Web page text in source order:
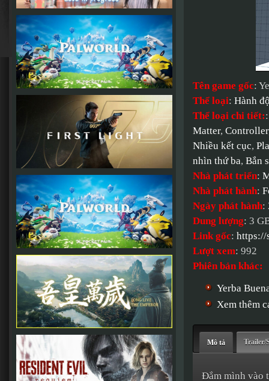
Tên game gốc:
Thể loại: Hành
Thể loại chi tiết:
Matter, Controller
Nhiều kết cục,
nhìn thứ ba, Bắn
Nhà phát triển:
Nhà phát hành:
Ngày phát hành:
Dung lượng: 3
Link gốc: https://
Lượt xem: 992
Phiên bản khác:
Yerba
Xem thêm
Mô tả Trailer/
Đắm mình vào